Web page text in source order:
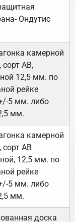
Ондутис
камерной
сорт АВ,
12,5 мм. по
рейке
5 мм. либо
мм.
камерной
сорт АВ
12,5 мм. по
рейке
5 мм. либо
мм.
доска